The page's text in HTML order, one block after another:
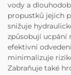
vody a
propustků jejich
snižuje
způsobují ucpání
efektivní
minimalizuje
Zabraňuje také